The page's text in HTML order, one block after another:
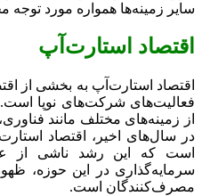
سایر زمینه‌ها همواره مورد توجه
اقتصاد استارت‌آپ
اقتصاد استارت‌آپ به بخشی از
فعالیت‌های شرکت‌های نوپا
از زمینه‌های مختلف مانند
در سال‌های اخیر، اقتصاد
است که این رشد ناشی از
سرمایه‌گذاری در این حوزه،
مصرف‌کنندگان است.